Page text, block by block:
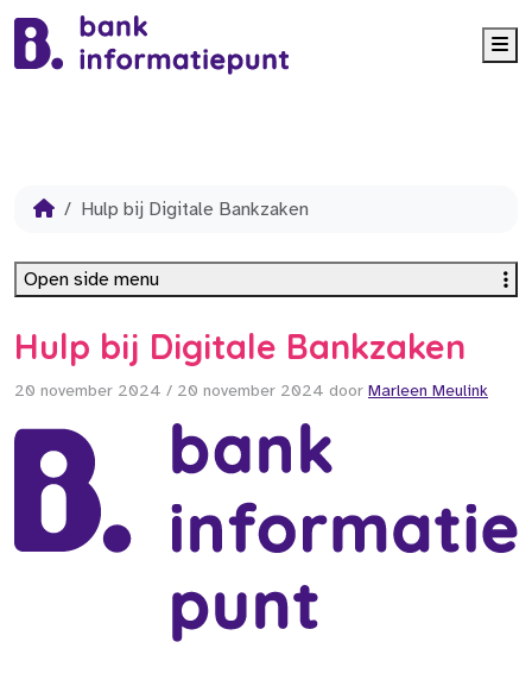
Hulp bij Digitale Bankzaken
Hulp bij Digitale Bankzaken
20 november 2024 / 20 november 2024 door Marleen Meulink
Open side menu